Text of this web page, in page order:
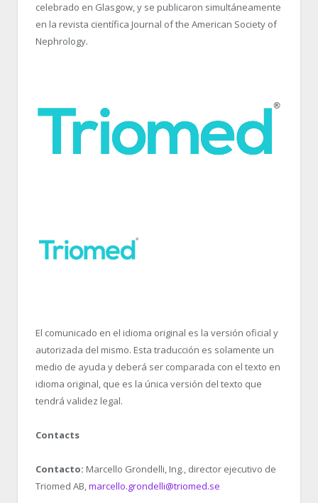
celebrado en Glasgow, y se publicaron simultáneamente
en la revista científica Journal of the American Society of
Nephrology.
El comunicado en el idioma original es la versión oficial y
autorizada del mismo. Esta traducción es solamente un
medio de ayuda y deberá ser comparada con el texto en
idioma original, que es la única versión del texto que
tendrá validez legal.
Contacts
Contacto: Marcello Grondelli, Ing., director ejecutivo de
Triomed AB,marcello.grondelli@triomed.se